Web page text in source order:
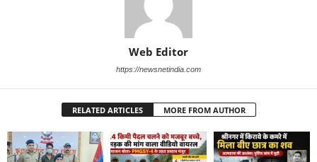
Web Editor
https://newsnetindia.com
RELATED ARTICLES MORE FROM AUTHOR